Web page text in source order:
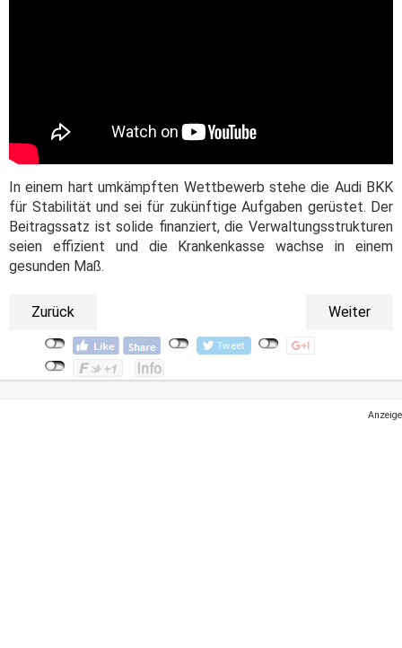
In einem hart umkämpften Wettbewerb stehe die Audi BKK
für Stabilität und sei für zukünftige Aufgaben gerüstet. Der
Beitragssatz ist solide finanziert, die Verwaltungsstrukturen
seien effizient und die Krankenkasse wachse in einem
gesunden Maß.
Zurück Weiter
Anzeige